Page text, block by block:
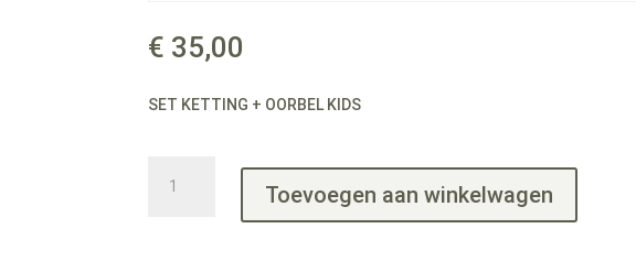
€ 35,00
SET KETTING + OORBEL KIDS
KETTING
Toevoegen aan winkelwagen